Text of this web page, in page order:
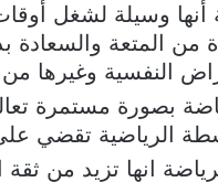
أنها وسيلة لشغل
من المتعة والسعادة
النفسية وغيرها
بصورة مستمرة
الرياضية تقضي
انها تزيد من